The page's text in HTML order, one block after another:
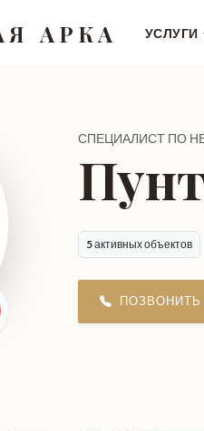
АРКА УСЛУГИ
СПЕЦИАЛИСТ ПО
5активных объектов
ПОЗВОНИТЬ